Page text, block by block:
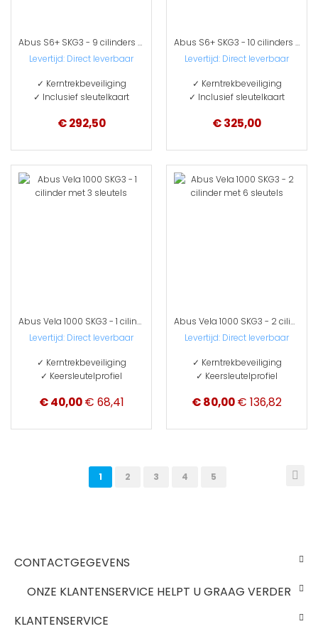
Abus S6+ SKG3 - 9 cilinders met 27 sleutels
Levertijd: Direct leverbaar
✓ Kerntrekbeveiliging
✓ Inclusief sleutelkaart
€ 292,50
Abus S6+ SKG3 - 10 cilinders met 30 sleutels
Levertijd: Direct leverbaar
✓ Kerntrekbeveiliging
✓ Inclusief sleutelkaart
€ 325,00
Abus Vela 1000 SKG3 - 1 cilinder met 3 sleutels
Levertijd: Direct leverbaar
✓ Kerntrekbeveiliging
✓ Keersleutelprofiel
Special
€ 40,00 € 68,41
Abus Vela 1000 SKG3 - 2 cilinders met 6 sleutels
Levertijd: Direct leverbaar
✓ Kerntrekbeveiliging
✓ Keersleutelprofiel
€ 80,00€ 136,82
Pagina
U
1 Pagina
2 Pagina
3 Pagina
4 Pagina
5
CONTACTGEGEVENS
ONZE KLANTENSERVICE HELPT U GRAAG VERDER
KLANTENSERVICE